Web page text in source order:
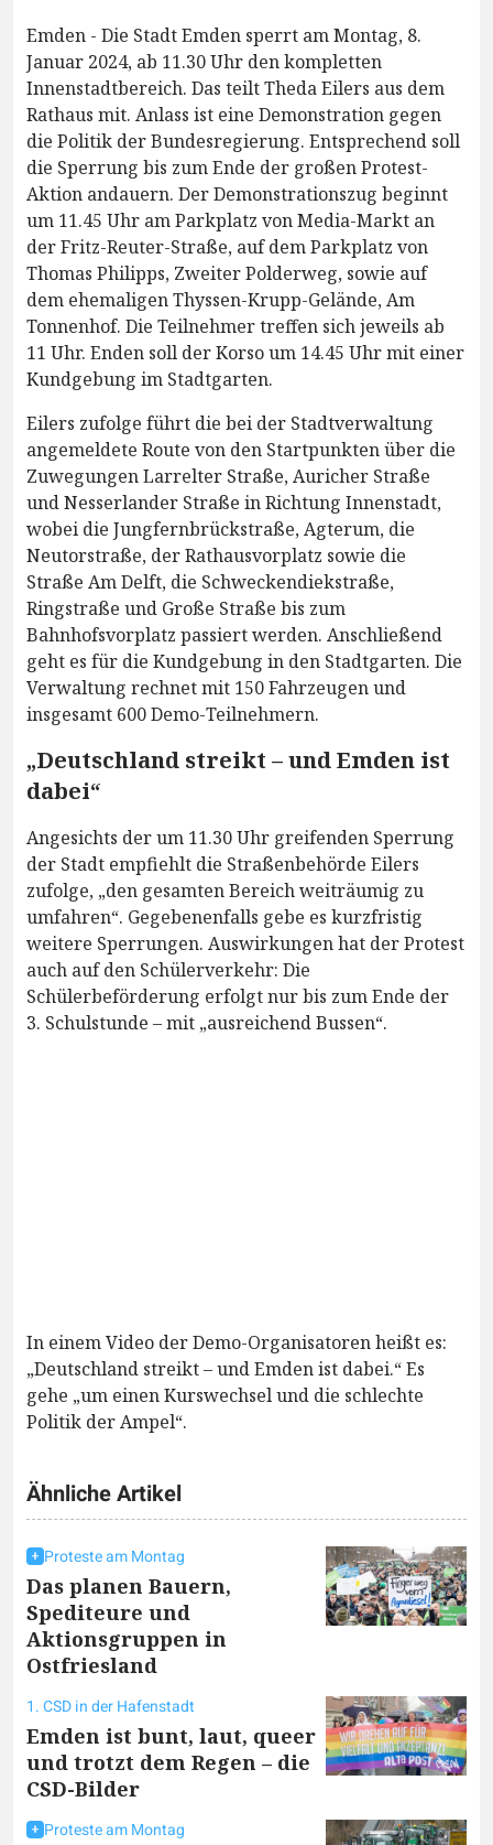
Emden - Die Stadt Emden sperrt am Montag, 8.
Januar 2024, ab 11.30 Uhr den kompletten
Innenstadtbereich. Das teilt Theda Eilers aus dem
Rathaus mit. Anlass ist eine Demonstration gegen
die Politik der Bundesregierung. Entsprechend soll
die Sperrung bis zum Ende der großen Protest-
Aktion andauern. Der Demonstrationszug beginnt
um 11.45 Uhr am Parkplatz von Media-Markt an
der Fritz-Reuter-Straße, auf dem Parkplatz von
Thomas Philipps, Zweiter Polderweg, sowie auf
dem ehemaligen Thyssen-Krupp-Gelände, Am
Tonnenhof. Die Teilnehmer treffen sich jeweils ab
11 Uhr. Enden soll der Korso um 14.45 Uhr mit einer
Kundgebung im Stadtgarten.
Eilers zufolge führt die bei der Stadtverwaltung
angemeldete Route von den Startpunkten über die
Zuwegungen Larrelter Straße, Auricher Straße
und Nesserlander Straße in Richtung Innenstadt,
wobei die Jungfernbrückstraße, Agterum, die
Neutorstraße, der Rathausvorplatz sowie die
Straße Am Delft, die Schweckendiekstraße,
Ringstraße und Große Straße bis zum
Bahnhofsvorplatz passiert werden. Anschließend
geht es für die Kundgebung in den Stadtgarten. Die
Verwaltung rechnet mit 150 Fahrzeugen und
insgesamt 600 Demo-Teilnehmern.
„Deutschland streikt – und Emden ist
dabei“
Angesichts der um 11.30 Uhr greifenden Sperrung
der Stadt empfiehlt die Straßenbehörde Eilers
zufolge, „den gesamten Bereich weiträumig zu
umfahren“. Gegebenenfalls gebe es kurzfristig
weitere Sperrungen. Auswirkungen hat der Protest
auch auf den Schülerverkehr: Die
Schülerbeförderung erfolgt nur bis zum Ende der
3. Schulstunde – mit „ausreichend Bussen“.
In einem Video der Demo-Organisatoren heißt es:
„Deutschland streikt – und Emden ist dabei.“ Es
gehe „um einen Kurswechsel und die schlechte
Politik der Ampel“.
Ähnliche Artikel
Proteste am Montag
Das planen Bauern,
Spediteure und
Aktionsgruppen in
Ostfriesland
1. CSD in der Hafenstadt
Emden ist bunt, laut, queer
und trotzt dem Regen – die
CSD-Bilder
Proteste am Montag